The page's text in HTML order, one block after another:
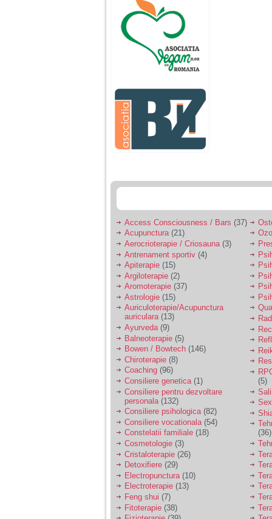
realizez cat de multe
greseli am facut in
educatia si cresterea
ei, am fost o mama
egoista, preocupata
de implinirea
profesionala, cand ea
era mica am neglijat-
agresiva, orice
greseala era taxata cu
o palma sau pedepse.
De 4 ani am o relatie
serioasa cu un barbat
sa se manifeste o
Ma aflu aici pentru ca
vreau sa stiu daca am
nevoie de un psiholog
sau psihiatru.
Sunt casatorita, am
31 de ani si un copil in
varsta de 2 ani care
mi-e lumina ochilor.
De ceva timp simt ca
mi s-a adunat
oboseala, o oboseala
cronica de care nu pot
scapa si simt ca din
cauza ei nu pot
controla nervii si
cateodata are copilul
de suferit.
Am o bariera peste
care nu pot trece:
prietena mea a ramas
insarcinata cu o fata.
Am fost de comun
acord sa facem un
copil, cu gandul ca e
baiat.
Access Consciousness / Bars (37)
Acupunctura(21)
Aerocrioterapie / Criosauna (3)
Antrenament sportiv (4)
Apiterapie (15)
Argiloterapie (2)
Aromoterapie (37)
Astrologie (15)
Auriculoterapie/Acupunctura
auriculara(13)
Ayurveda(9)
Balneoterapie (5)
Bowen / Bowtech (146)
Chiroterapie (8)
Coaching (96)
Consiliere genetica(1)
Consiliere pentru dezvoltare
personala (132)
Consiliere psihologica(82)
Consiliere vocationala (54)
Constelatii familiale (18)
Cosmetologie (3)
Cristaloterapie (26)
Detoxifiere (29)
Electropunctura (10)
Electroterapie (13)
Feng shui (7)
Fitoterapie (38)
(5)
(36)